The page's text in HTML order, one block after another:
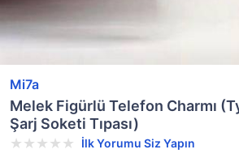
Mi7a
Melek Figürlü Telefon Charmı
Şarj Soketi Tıpası)
İlk Yorumu Siz Yapın